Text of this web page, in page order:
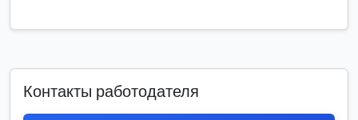
Контакты работодателя